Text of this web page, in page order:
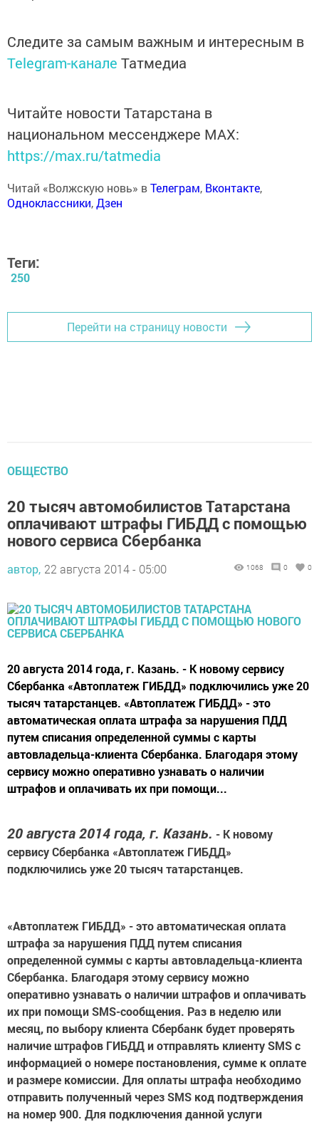
Следите за самым важным и интересным в
Telegram-канале Татмедиа
Читайте новости Татарстана в
национальном мессенджере MАХ:
https://max.ru/tatmedia
Читай «Волжскую новь» вТелеграм, Вконтакте,
Одноклассники,Дзен
Теги:
250
Перейти на страницу новости
ОБЩЕСТВО
20 тысяч автомобилистов Татарстана
оплачивают штрафы ГИБДД с помощью
нового сервиса Сбербанка
автор, 22 августа 2014 - 05:00 1068 0 0
20 августа 2014 года, г. Казань. - К новому сервису
Сбербанка «Автоплатеж ГИБДД» подключились уже 20
тысяч татарстанцев. «Автоплатеж ГИБДД» - это
автоматическая оплата штрафа за нарушения ПДД
путем списания определенной суммы с карты
автовладельца-клиента Сбербанка. Благодаря этому
сервису можно оперативно узнавать о наличии
штрафов и оплачивать их при помощи...
20 августа 2014 года, г. Казань. - К новому
сервису Сбербанка «Автоплатеж ГИБДД»
подключились уже 20 тысяч татарстанцев.
«Автоплатеж ГИБДД» - это автоматическая оплата
штрафа за нарушения ПДД путем списания
определенной суммы с карты автовладельца-клиента
Сбербанка. Благодаря этому сервису можно
оперативно узнавать о наличии штрафов и оплачивать
их при помощи SMS-сообщения. Раз в неделю или
месяц, по выбору клиента Сбербанк будет проверять
наличие штрафов ГИБДД и отправлять клиенту SMS с
информацией о номере постановления, сумме к оплате
и размере комиссии. Для оплаты штрафа необходимо
отправить полученный через SMS код подтверждения
на номер 900. Для подключения данной услуги